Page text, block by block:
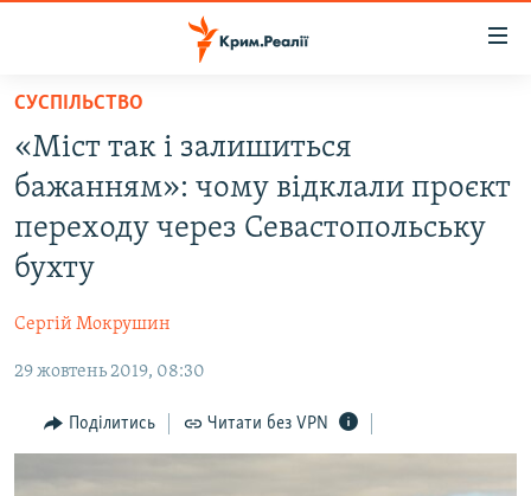
Перейти
основного
матеріалу
до
основної
Перейти
до
ВОДА.КРИМ
ПОЛІТИКА
ПОГЛЯД
ІНТЕРВ'Ю
ВСЕ ЗА ДЕНЬ
СУСПІЛЬСТВО
«Міст так і залишиться
бажанням»: чому відклали проєкт
переходу через Севастопольську
бухту
Сергій Мокрушин
29 жовтень 2019, 08:30
Поділитись Читати без VPN